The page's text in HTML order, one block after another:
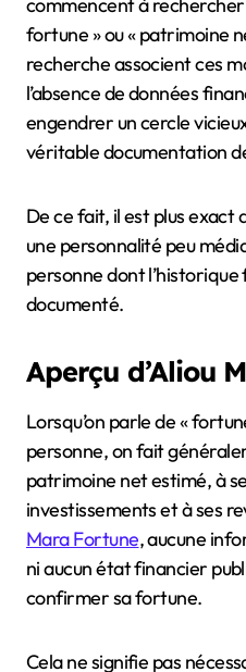
fortune » ou « patrimoine
recherche associent ces
l’absence de données
engendrer un cercle
véritable documentation
De ce fait, il est plus exact
une personnalité peu
personne dont
documenté.
Aperçu d’Aliou
Lorsqu’on parle de «
personne, on fait
patrimoine net estimé, à
investissements et à ses
Mara Fortune, aucune
ni aucun état financier
confirmer sa fortune.
Cela ne signifie pas